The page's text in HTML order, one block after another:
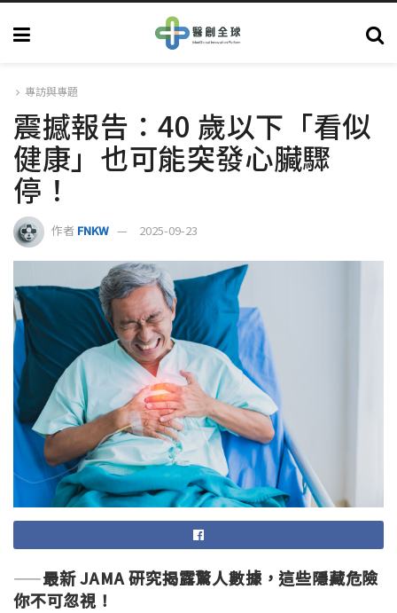
專訪與專題
震撼報告：40 歲以下「看似
健康」也可能突發心臟驟
停！
作者 FNKW 2025-09-23
——最新 JAMA研究揭露驚人數據，這些隱藏危險
你不可忽視！